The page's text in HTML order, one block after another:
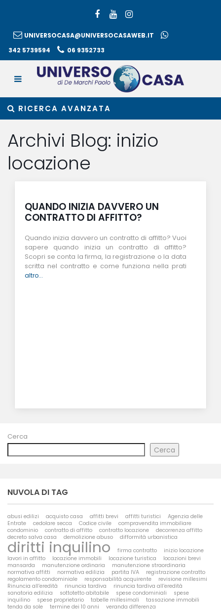
UNIVERSOCASA@UNIVERSOCASAWEB.IT
342 5739594
06 9352733
RICERCA AVANZATA
Archivi Blog: inizio
locazione
QUANDO INIZIA DAVVERO UN
CONTRATTO DI AFFITTO?
Quando inizia davvero un contratto di affitto? Vuoi
sapere quando inizia un contratto di affitto?
Scopri se conta la firma, la registrazione o la data
scritta nel contratto e come funziona nella prati
altro...
Cerca
Cerca
NUVOLA DI TAG
abusi edilizi acquisto casa affitti brevi affitti turistici
Agenzia delle
Entrate
cedolare secca Codice civile
compravendita immobiliare
condominio
contratto di affitto contratto locazione
decorrenza affitto
decreto salva casa
demolizione abuso difformità urbanistica
diritti inquilino firma contratto
inizio locazione
lavori in affitto
locazione immobili locazione turistica
locazioni brevi
mansarda
manutenzione ordinaria
manutenzione straordinaria
normativa affitti
normativa edilizia partita IVA
registrazione contratto
regolamento condominiale
responsabilità acquirente
revisione millesimi
Rinuncia all’eredità
rinuncia tardiva
rinuncia tardiva all’eredità
sanatoria edilizia
sottotetto abitabile spese condominiali
spese
inquilino
spese proprietario tabelle millesimali
tassazione immobili
tenda da sole
termine dei 10 anni veranda differenza